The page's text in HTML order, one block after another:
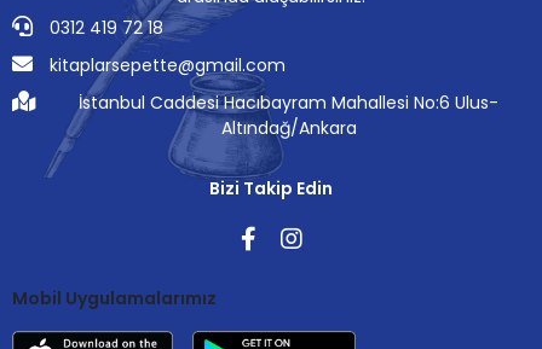
0312 419 72 18
kitaplarsepette@gmail.com
İstanbul Caddesi Hacıbayram Mahallesi No:6 Ulus-
Altındağ/Ankara
Bizi Takip Edin
Mobil Uygulamalarımız